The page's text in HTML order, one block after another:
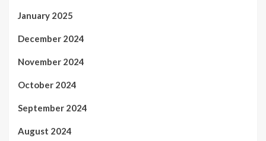
January 2025
December 2024
November 2024
October 2024
September 2024
August 2024